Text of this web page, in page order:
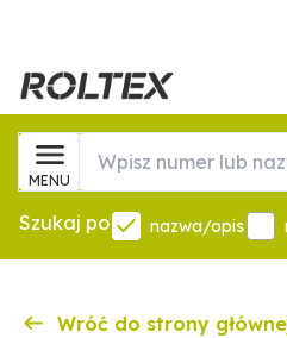
MENU
Szukaj po nazwa/opis
Wróć do strony